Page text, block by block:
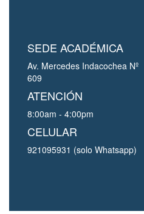
SEDE ACADÉMICA
Av. Mercedes Indacochea Nº
609
ATENCIÓN
8:00am - 4:00pm
CELULAR
921095931 (solo Whatsapp)